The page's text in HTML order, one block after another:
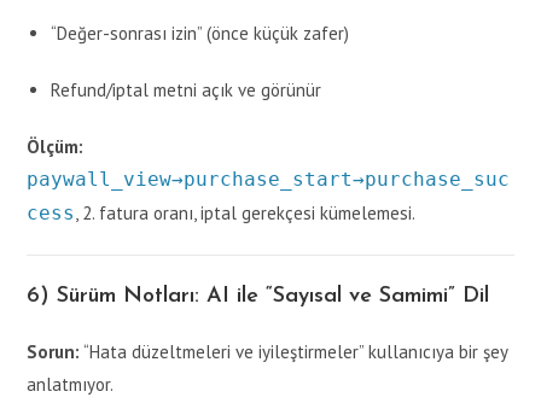
“Değer-sonrası izin” (önce küçük zafer)
Refund/iptal metni açık ve görünür
Ölçüm:
paywall_view→purchase_start→purchase_suc
cess , 2. fatura oranı, iptal gerekçesi kümelemesi.
6) Sürüm Notları: AI ile “Sayısal ve Samimi” Dil
Sorun: “Hata düzeltmeleri ve iyileştirmeler” kullanıcıya bir şey
anlatmıyor.